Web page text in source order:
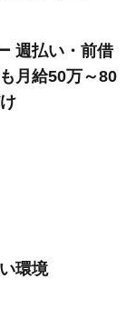
週払い・前借
月給50万～80
環境